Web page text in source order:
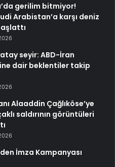
gerilim bitmiyor!
Arabistan’a karşı deniz
seyir: ABD-İran
dair beklentiler takip
Alaaddin Çağlıköse’ye
saldırının görüntüleri
İmza Kampanyası